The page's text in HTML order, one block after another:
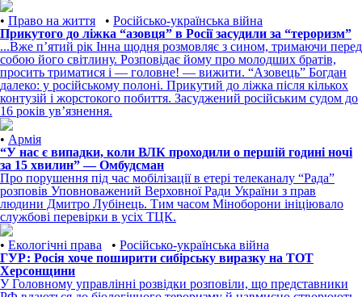
• Право на життя • Російсько-українська війна
Прикутого до ліжка “азовця” в Росії засудили за “тероризм”
...Вже п’ятий рік Інна щодня розмовляє з сином, тримаючи перед
собою його світлину. Розповідає йому про молодших братів,
просить триматися і — головне! — вижити. “Азовець” Богдан
далеко: у російському полоні. Прикутий до ліжка після кількох
контузій і жорстокого побиття. Засуджений російським судом до
16 років ув’язнення.
• Армія
“У нас є випадки, коли ВЛК проходили о першій годині ночі
за 15 хвилин” — Омбудсман
Про порушення під час мобілізації в етері телеканалу “Рада”
розповів Уповноважений Верховної Ради України з прав
людини Дмитро Лубінець. Тим часом Міноборони ініціювало
службові перевірки в усіх ТЦК.
• Екологічні права • Російсько-українська війна
ГУР: Росія хоче поширити сибірську виразку на ТОТ
Херсонщини
У Головному управлінні розвідки розповіли, що представники